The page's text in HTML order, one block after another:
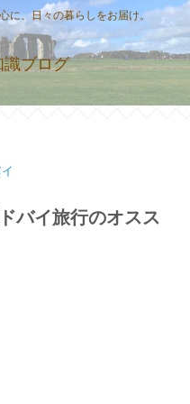
に、日々の暮らしをお届け。
識ブログ
バイ旅行のオスス